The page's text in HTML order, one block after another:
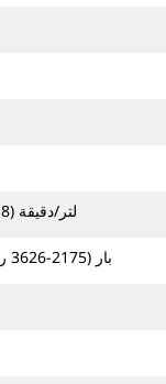
70-130 لتر/دقيقة (18-34 جالونًا في الدقيقة)
150-250 بار (2175-3626 رطل لكل بوصة مربعة)